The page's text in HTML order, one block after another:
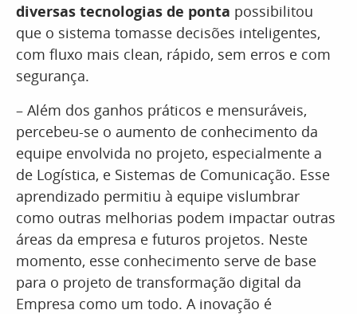
diversas tecnologias de ponta possibilitou
que o sistema tomasse decisões inteligentes,
com fluxo mais clean, rápido, sem erros e com
segurança.
– Além dos ganhos práticos e mensuráveis,
percebeu-se o aumento de conhecimento da
equipe envolvida no projeto, especialmente a
de Logística, e Sistemas de Comunicação. Esse
aprendizado permitiu à equipe vislumbrar
como outras melhorias podem impactar outras
áreas da empresa e futuros projetos. Neste
momento, esse conhecimento serve de base
para o projeto de transformação digital da
Empresa como um todo. A inovação é